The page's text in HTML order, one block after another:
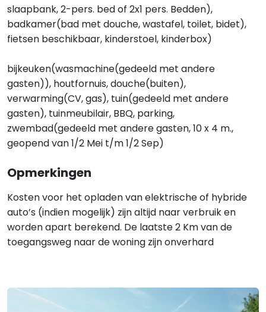
slaapbank, 2-pers. bed of 2x1 pers. Bedden),
badkamer(bad met douche, wastafel, toilet, bidet),
fietsen beschikbaar, kinderstoel, kinderbox)
bijkeuken(wasmachine(gedeeld met andere
gasten)), houtfornuis, douche(buiten),
verwarming(CV, gas), tuin(gedeeld met andere
gasten), tuinmeubilair, BBQ, parking,
zwembad(gedeeld met andere gasten, 10 x 4 m.,
geopend van 1/2 Mei t/m 1/2 Sep)
Opmerkingen
Kosten voor het opladen van elektrische of hybride
auto’s (indien mogelijk) zijn altijd naar verbruik en
worden apart berekend. De laatste 2 Km van de
toegangsweg naar de woning zijn onverhard